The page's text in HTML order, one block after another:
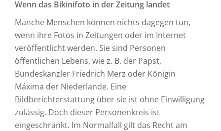
Wenn das Bikinifoto in der Zeitung landet
Manche Menschen können nichts dagegen tun,
wenn ihre Fotos in Zeitungen oder im Internet
veröffentlicht werden. Sie sind Personen
öffentlichen Lebens, wie z. B. der Papst,
Bundeskanzler Friedrich Merz oder Königin
Máxima der Niederlande. Eine
Bildberichterstattung über sie ist ohne Einwilligung
zulässig. Doch dieser Personenkreis ist
eingeschränkt. Im Normalfall gilt das Recht am